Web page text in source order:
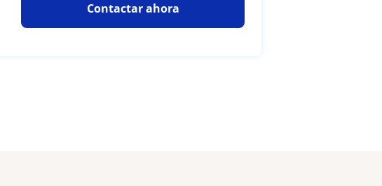
Contactar ahora